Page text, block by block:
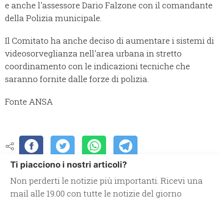
e anche l'assessore Dario Falzone con il comandante
della Polizia municipale.
Il Comitato ha anche deciso di aumentare i sistemi di
videosorveglianza nell'area urbana in stretto
coordinamento con le indicazioni tecniche che
saranno fornite dalle forze di polizia.
Fonte ANSA
Ti piacciono i nostri articoli?
Non perderti le notizie più importanti. Ricevi una
mail alle 19.00 con tutte le notizie del giorno